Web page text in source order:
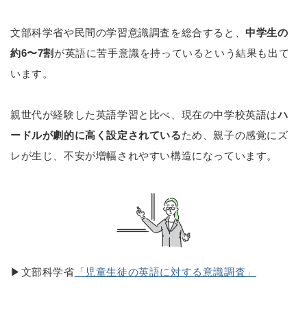
文部科学省や民間の学習意識調査を総合すると、中学生の
約6〜7割 が英語に苦手意識を持っているという結果も出て
います。
親世代が経験した英語学習と比べ、現在の中学校英語はハ
ードルが劇的に高く設定されているため、親子の感覚にズ
レが生じ、不安が増幅されやすい構造になっています。
▶文部科学省 「児童生徒の英語に対する意識調査」